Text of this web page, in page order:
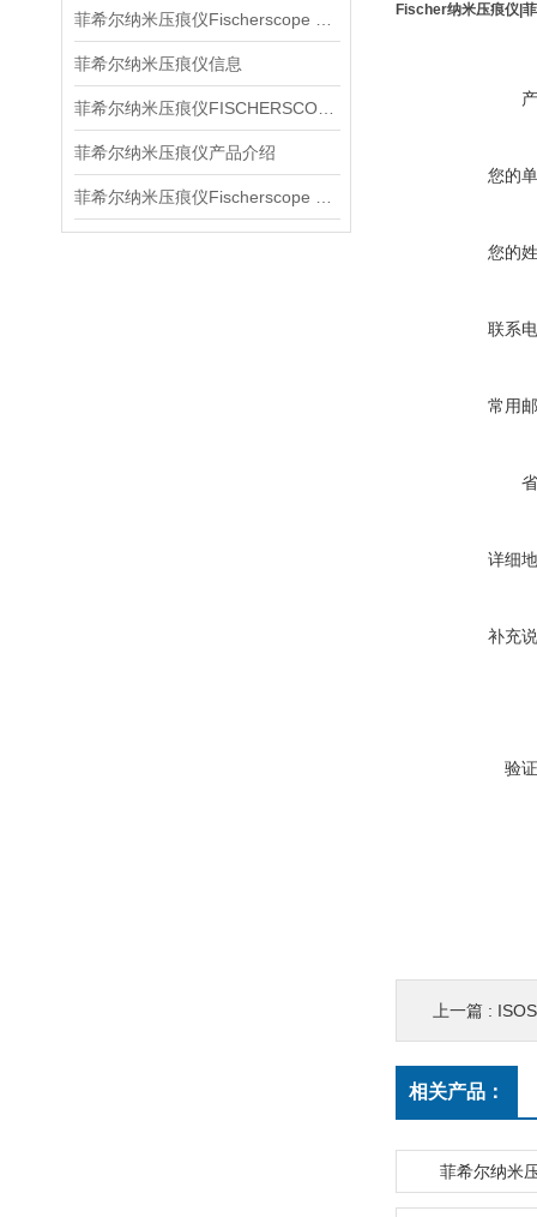
菲希尔纳米压痕仪信息
菲希尔纳米压痕仪产品介绍
Fischer纳米压痕仪|
您的
您的
联系
常用
详细
补充
验
上一篇 :
相关产品：
菲希尔纳米